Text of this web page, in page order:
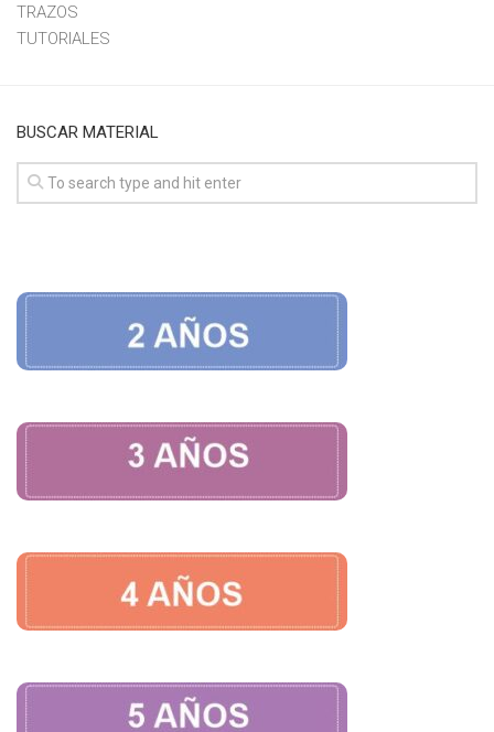
TRAZOS
TUTORIALES
BUSCAR MATERIAL